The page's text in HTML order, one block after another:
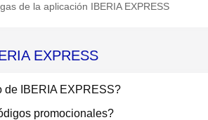
de la aplicación IBERIA EXPRESS
EXPRESS
de IBERIA EXPRESS?
promocionales?